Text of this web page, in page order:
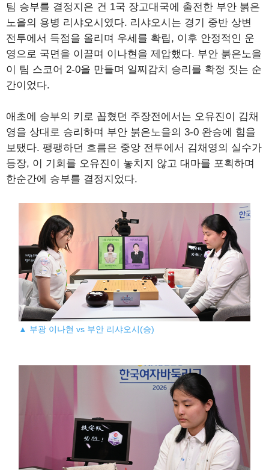
팀 승부를 결정지은 건 1국 장고대국에 출전한 부안 붉은
노을의 용병 리샤오시였다. 리샤오시는 경기 중반 상변
전투에서 득점을 올리며 우세를 확립, 이후 안정적인 운
영으로 국면을 이끌며 이나현을 제압했다. 부안 붉은노을
이 팀 스코어 2-0을 만들며 일찌감치 승리를 확정 짓는 순
간이었다.
애초에 승부의 키로 꼽혔던 주장전에서는 오유진이 김채
영을 상대로 승리하며 부안 붉은노을의 3-0 완승에 힘을
보탰다. 팽팽하던 흐름은 중앙 전투에서 김채영의 실수가
등장, 이 기회를 오유진이 놓치지 않고 대마를 포획하며
한순간에 승부를 결정지었다.
▲ 부광 이나현 vs 부안 리샤오시(승)